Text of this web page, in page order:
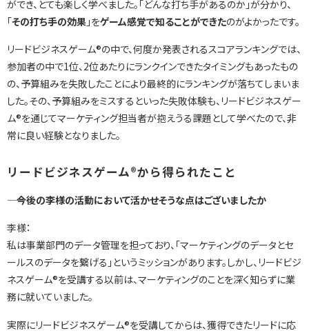
ができ、とても楽しく学べました。「どんな打ち手があるのか」が分かり、
「その打ち手の効果 」をゲーム感覚で知ることができたのがよかったです。
リードビジネスゲーム®の中で、何度か発表されるスコアランキングでは、
参加者の中で1位、2位あたりにランクインできたタイミングもあったもの
の、予算組みを失敗したことにより最終的にランキングが落ちてしまいま
した。その、予算組みをミスするといった失敗体験も、リードビジネスゲー
ム®を通じてマーケティング担当者が抱えうる課題として学べたので、非
常に良い経験となりました。
リードビジネスゲーム®から得られたこと
―― 今後の李様の活動において活かせそうな点はございましたか
李様：
私は事業部門のデータ管理を担っており、「マーケティングのデータとセ
ールスのデータを繋げる」というミッションがあります。しかし、リードビジ
ネスゲーム®を受講する以前は、マーケティングのことを深く知らずに業
務に就いていました。
実際にリードビジネスゲーム®を受講してからは、獲得できたリードに応